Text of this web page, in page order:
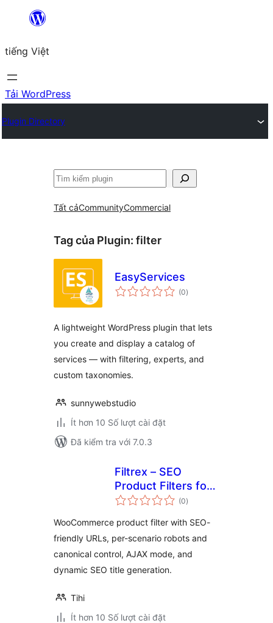
Chuyển
phần
nội
dung
tiếng Việt
Tải WordPress
Plugin Directory
Tìm
Tất cảCommunityCommercial
Tag của Plugin: filter
EasyServices
(0tổng
đánh
)
A lightweight WordPress plugin that lets
you create and display a catalog of
services — with filtering, experts, and
custom taxonomies.
sunnywebstudio
Ít hơn 10 Số lượt cài đặt
Đã kiểm tra với 7.0.3
Filtrex – SEO
Product Filters for
WooCommerce
(0tổng
đánh
)
WooCommerce product filter with SEO-
friendly URLs, per-scenario robots and
canonical control, AJAX mode, and
dynamic SEO title generation.
Tihi
Ít hơn 10 Số lượt cài đặt